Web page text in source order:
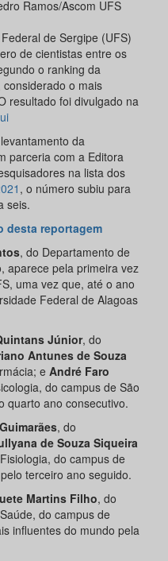
Ramos/Ascom UFS
de Sergipe (UFS)
de cientistas entre os
o ranking da
o mais
resultado foi divulgado na
da
parceria com a Editora
na lista dos
, o número subiu para
seis.
desta reportagem
, do Departamento de
aparece pela primeira vez
uma vez que, até o ano
Federal de Alagoas
Júnior, do
Antunes de Souza
e André Faro
do campus de São
quarto ano consecutivo.
, do
de Souza Siqueira
do campus de
terceiro ano seguido.
Martins Filho, do
do campus de
influentes do mundo pela